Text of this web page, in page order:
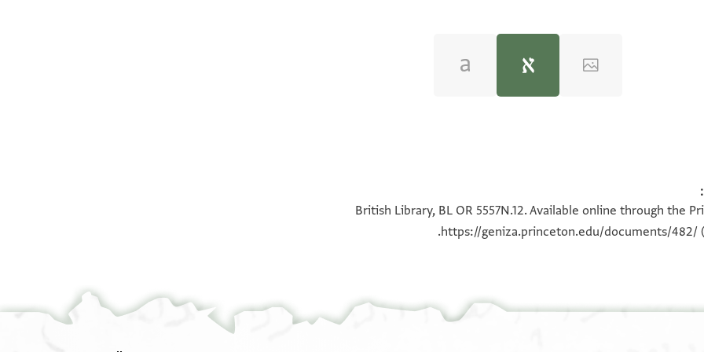
Upside-Down
British Library, BL OR 5557N.12. Available online through the
https://geniza.princeton.edu/documents/482/